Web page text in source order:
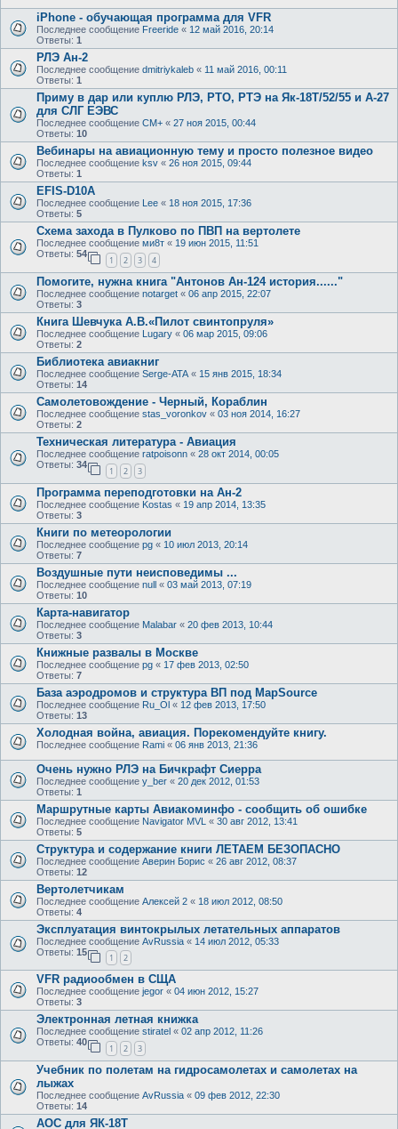
iPhone - обучающая программа для VFR
Последнее сообщение Freeride « 12 май 2016, 20:14
Ответы: 1
РЛЭ Ан-2
Последнее сообщение dmitriykaleb « 11 май 2016, 00:11
Ответы: 1
Приму в дар или куплю РЛЭ, РТО, РТЭ на Як-18Т/52/55 и А-27
для СЛГ ЕЭВС
Последнее сообщение CM+ « 27 ноя 2015, 00:44
Ответы: 10
Вебинары на авиационную тему и просто полезное видео
Последнее сообщение ksv « 26 ноя 2015, 09:44
Ответы: 1
EFIS-D10A
Последнее сообщение Lee « 18 ноя 2015, 17:36
Ответы: 5
Схема захода в Пулково по ПВП на вертолете
Последнее сообщение ми8т « 19 июн 2015, 11:51
Ответы: 54
1 2 3 4
Помогите, нужна книга "Антонов Ан-124 история......"
Последнее сообщение notarget « 06 апр 2015, 22:07
Ответы: 3
Книга Шевчука А.В.«Пилот свинтопруля»
Последнее сообщение Lugary « 06 мар 2015, 09:06
Ответы: 2
Библиотека авиакниг
Последнее сообщение Serge-ATA « 15 янв 2015, 18:34
Ответы: 14
Самолетовождение - Черный, Кораблин
Последнее сообщение stas_voronkov « 03 ноя 2014, 16:27
Ответы: 2
Техническая литература - Авиация
Последнее сообщение ratpoisonn « 28 окт 2014, 00:05
Ответы: 34
1 2 3
Программа переподготовки на Ан-2
Последнее сообщение Kostas « 19 апр 2014, 13:35
Ответы: 3
Книги по метеорологии
Последнее сообщение pg « 10 июл 2013, 20:14
Ответы: 7
Воздушные пути неисповедимы ...
Последнее сообщение null « 03 май 2013, 07:19
Ответы: 10
Карта-навигатор
Последнее сообщение Malabar « 20 фев 2013, 10:44
Ответы: 3
Книжные развалы в Москве
Последнее сообщение pg « 17 фев 2013, 02:50
Ответы: 7
База аэродромов и структура ВП под MapSource
Последнее сообщение Ru_Ol « 12 фев 2013, 17:50
Ответы: 13
Холодная война, авиация. Порекомендуйте книгу.
Последнее сообщение Rami « 06 янв 2013, 21:36
Очень нужно РЛЭ на Бичкрафт Сиерра
Последнее сообщение y_ber « 20 дек 2012, 01:53
Ответы: 1
Маршрутные карты Авиакоминфо - сообщить об ошибке
Последнее сообщение Navigator MVL « 30 авг 2012, 13:41
Ответы: 5
Структура и содержание книги ЛЕТАЕМ БЕЗОПАСНО
Последнее сообщение Аверин Борис « 26 авг 2012, 08:37
Ответы: 12
Вертолетчикам
Последнее сообщение Алексей 2 « 18 июл 2012, 08:50
Ответы: 4
Эксплуатация винтокрылых летательных аппаратов
Последнее сообщение AvRussia « 14 июл 2012, 05:33
Ответы: 15
1 2
VFR радиообмен в СЩА
Последнее сообщение jegor « 04 июн 2012, 15:27
Ответы: 3
Электронная летная книжка
Последнее сообщение stiratel « 02 апр 2012, 11:26
Ответы: 40
1 2 3
Учебник по полетам на гидросамолетах и самолетах на
лыжах
Последнее сообщение AvRussia « 09 фев 2012, 22:30
Ответы: 14
АОС для ЯК-18Т